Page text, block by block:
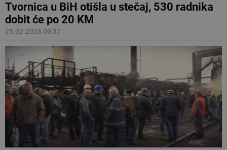
Tvornica u BiH otišla u stečaj, 530 radnika
dobit će po 20 KM
25.02.2026 09:37